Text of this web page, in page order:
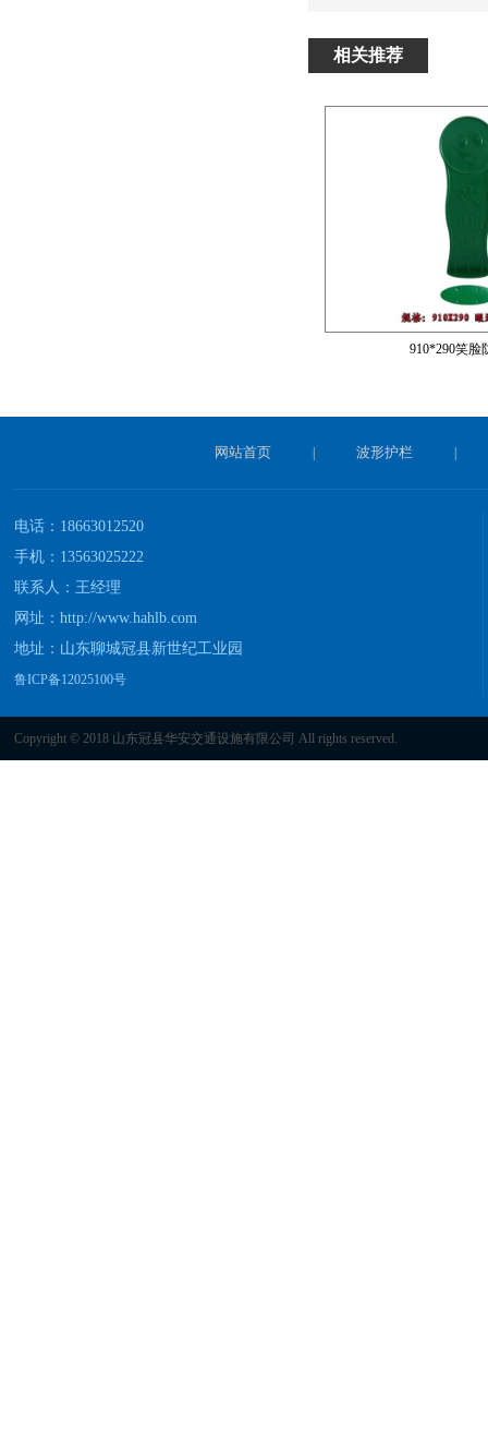
相关推荐
910*290笑脸
网站首页 波形护栏
电话：18663012520
手机：13563025222
联系人：王经理
网址： http://www.hahlb.com
地址：山东聊城冠县新世纪工业园
鲁ICP备12025100号
Copyright © 2018 山东冠县华安交通设施有限公司 All rights reserved.